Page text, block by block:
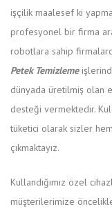
işçilik maalesef ki
profesyonel bir firma
robotlara sahip
Petek Temizleme
dünyada üretilmiş olan
desteği vermektedir.
tüketici olarak sizler
çıkmaktayız.
Kullandığımız özel
müşterilerimize